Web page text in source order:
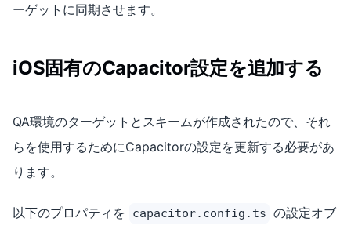
ーゲットに同期させます。
iOS固有のCapacitor設定を追加する
QA環境のターゲットとスキームが作成されたので、それ
らを使用するためにCapacitorの設定を更新する必要があ
ります。
以下のプロパティを capacitor.config.ts の設定オブ